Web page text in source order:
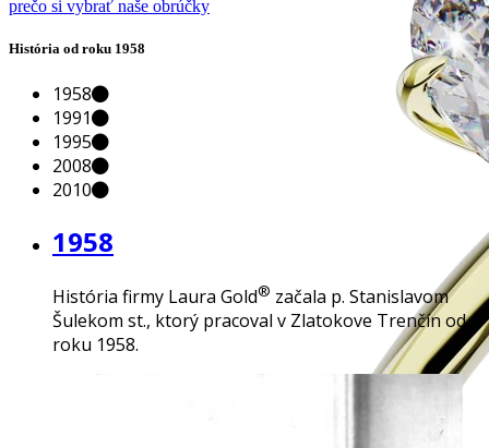
prečo si vybrať naše obrúčky
História od roku 1958
1958
1991
1995
2008
2010
1958
História firmy Laura Gold® začala p. Stanislavom
Šulekom st., ktorý pracoval v Zlatokove Trenčín od
roku 1958.